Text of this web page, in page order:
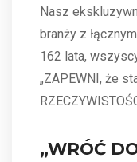
Nasz
branży z
162 lata,
„ZAPEWNI, że
„WRÓĆ